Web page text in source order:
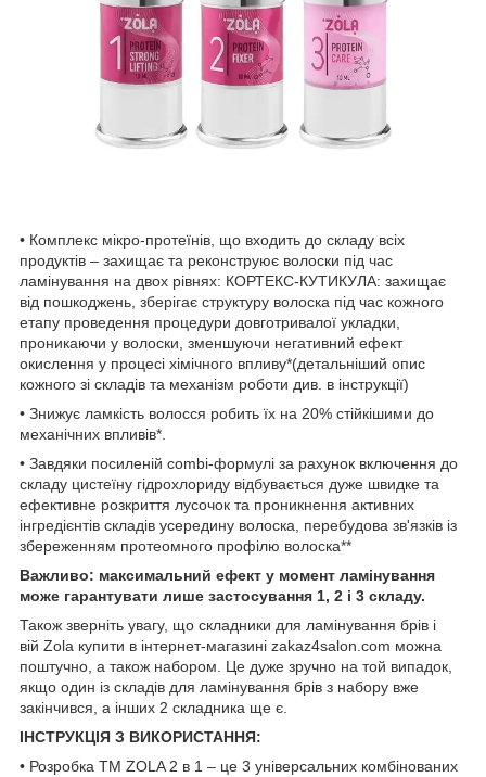
• Комплекс мікро-протеїнів, що входить до складу всіх
продуктів – захищає та реконструює волоски під час
ламінування на двох рівнях: КОРТЕКС-КУТИКУЛА: захищає
від пошкоджень, зберігає структуру волоска під час кожного
етапу проведення процедури довготривалої укладки,
проникаючи у волоски, зменшуючи негативний ефект
окислення у процесі хімічного впливу*(детальніший опис
кожного зі складів та механізм роботи див. в інструкції)
• Знижує ламкість волосся робить їх на 20% стійкішими до
механічних впливів*.
• Завдяки посиленій combi-формулі за рахунок включення до
складу цистеїну гідрохлориду відбувається дуже швидке та
ефективне розкриття лусочок та проникнення активних
інгредієнтів складів усередину волоска, перебудова зв'язків із
збереженням протеомного профілю волоска**
Важливо: максимальний ефект у момент ламінування
може гарантувати лише застосування 1, 2 і 3 складу.
Також зверніть увагу, що складники для ламінування брів і
вій Zola купити в інтернет-магазині zakaz4salon.com можна
поштучно, а також набором. Це дуже зручно на той випадок,
якщо один із складів для ламінування брів з набору вже
закінчився, а інших 2 складника ще є.
ІНСТРУКЦІЯ З ВИКОРИСТАННЯ:
• Розробка ТМ ZOLA 2 в 1 – це 3 універсальних комбінованих